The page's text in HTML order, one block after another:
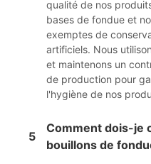
qualité de nos
bases de fondue et
exemptes de
artificiels. Nous
et maintenons un
de production pour
l'hygiène de nos
5
Comment dois-je
bouillons de